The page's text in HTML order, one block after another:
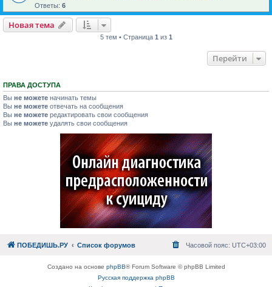
Ответы: 6
Новая тема
5 тем • Страница 1 из 1
Перейти
ПРАВА ДОСТУПА
Вы не можете начинать темы
Вы не можете отвечать на сообщения
Вы не можете редактировать свои сообщения
Вы не можете удалять свои сообщения
ПОБЕДИШЬ.РУ Список форумов Часовой пояс: UTC+03:00
Создано на основе phpBB® Forum Software © phpBB Limited
Русская поддержка phpBB